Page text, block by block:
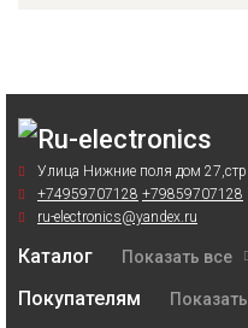
Улица Нижние поля дом 27,стр
+74959707128 +79859707128
ru-electronics@yandex.ru
Каталог Показать все
Покупателям